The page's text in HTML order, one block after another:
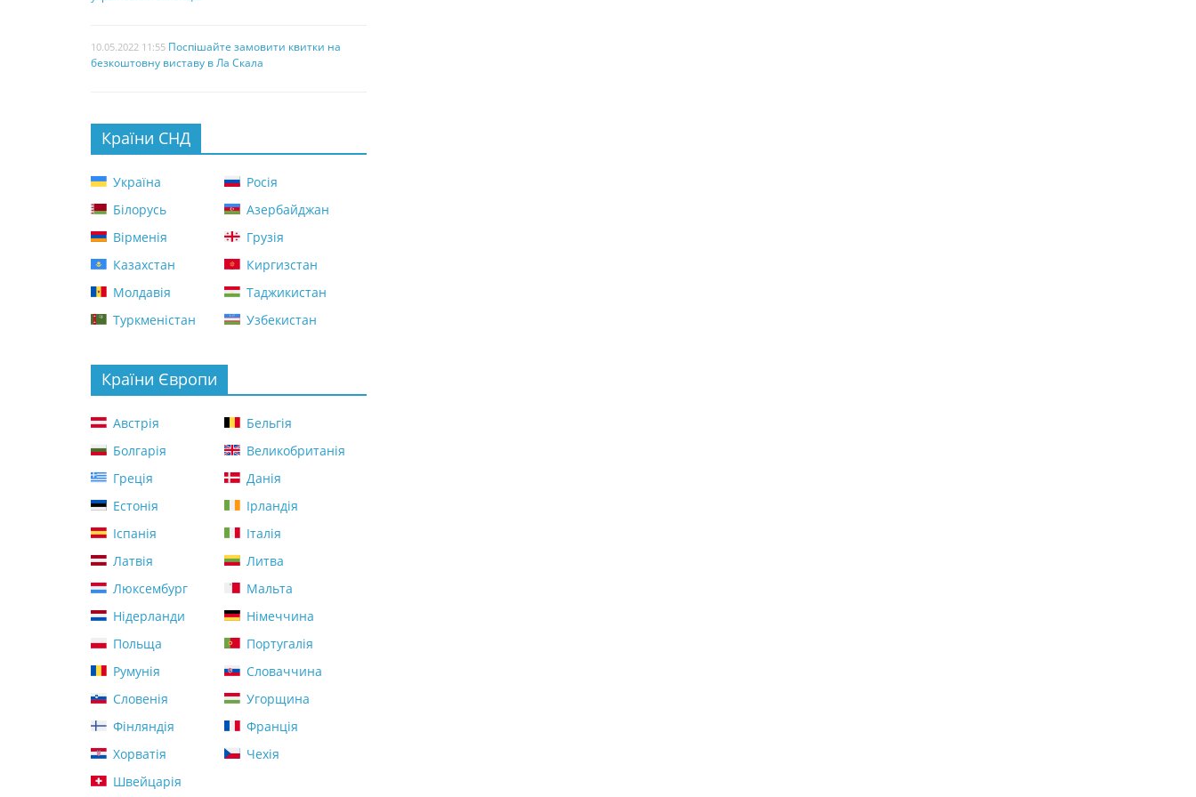
10.05.2022 11:55 Поспішайте замовити квитки на
безкоштовну виставу в Ла Скала
Країни СНД
Україна
Росія
Білорусь
Азербайджан
Вірменія
Грузія
Казахстан
Киргизстан
Молдавія
Таджикистан
Туркменістан
Узбекистан
Країни Європи
Австрія
Бельгія
Болгарія
Великобританія
Греція
Данія
Естонія
Ірландія
Іспанія
Італія
Латвія
Литва
Люксембург
Мальта
Нідерланди
Німеччина
Польща
Португалія
Румунія
Словаччина
Словенія
Угорщина
Фінляндія
Франція
Хорватія
Чехія
Швейцарія